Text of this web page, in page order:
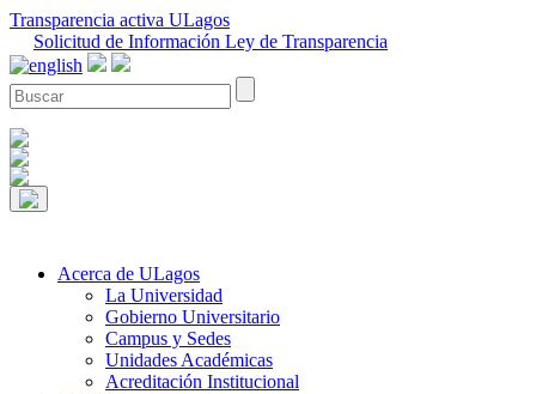
Transparencia activa ULagos
Solicitud de Información Ley de Transparencia
Acerca de ULagos
La Universidad
Gobierno Universitario
Campus y Sedes
Unidades Académicas
Acreditación Institucional